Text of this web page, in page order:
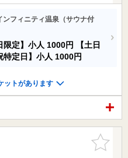
ンフィニティ温泉（サウナ付
限定】小人 1000円
【土日
特定日】小人 1000円
ットがあります
お気に入
りに追加